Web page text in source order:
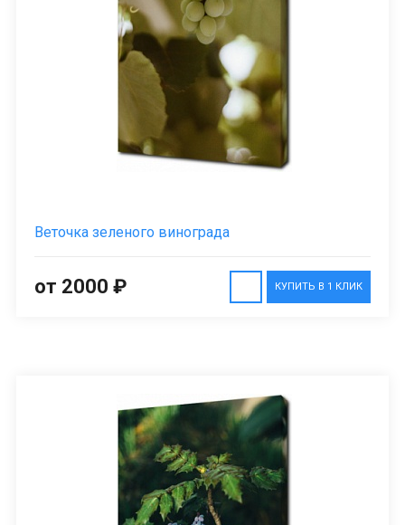
Веточка зеленого винограда
КУПИТЬ В 1 КЛИК
от 2000 ₽